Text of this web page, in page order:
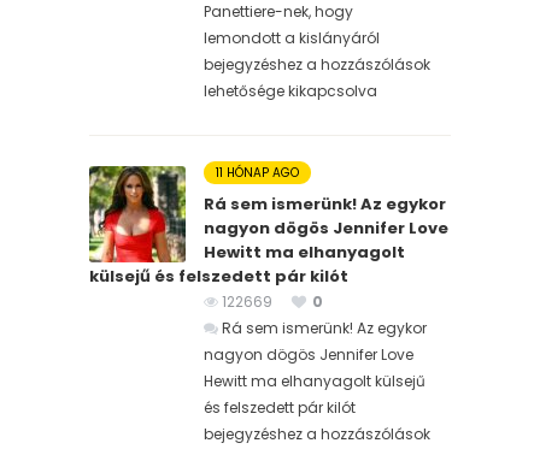
Panettiere-nek, hogy
lemondott a kislányáról
bejegyzéshez a hozzászólások
lehetősége kikapcsolva
11 HÓNAP AGO
Rá sem ismerünk! Az egykor
nagyon dögös Jennifer Love
Hewitt ma elhanyagolt
külsejű és felszedett pár kilót
122669
0
Rá sem ismerünk! Az egykor
nagyon dögös Jennifer Love
Hewitt ma elhanyagolt külsejű
és felszedett pár kilót
bejegyzéshez a hozzászólások